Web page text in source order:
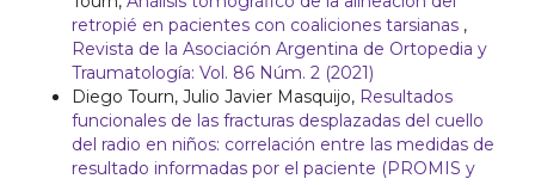
retropié en pacientes con coaliciones tarsianas ,
Revista de la Asociación Argentina de Ortopedia y
Traumatología: Vol. 86 Núm. 2 (2021)
Diego Tourn, Julio Javier Masquijo, Resultados
funcionales de las fracturas desplazadas del cuello
del radio en niños: correlación entre las medidas de
resultado informadas por el paciente (PROMIS y